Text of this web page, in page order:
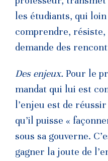
les étudiants, qui
comprendre, résiste,
demande des
Des enjeux. Pour le
mandat qui lui est
l’enjeu est de
qu’il puisse «
sous sa gouverne.
gagner la joute de